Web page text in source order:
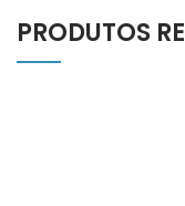
PRODUTOS